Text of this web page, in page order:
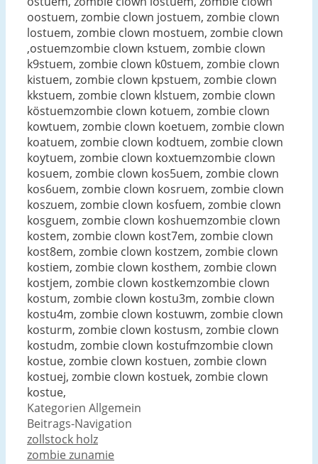
oostuem, zombie clown jostuem, zombie clown
lostuem, zombie clown mostuem, zombie clown
,ostuemzombie clown kstuem, zombie clown
k9stuem, zombie clown k0stuem, zombie clown
kistuem, zombie clown kpstuem, zombie clown
kkstuem, zombie clown klstuem, zombie clown
köstuemzombie clown kotuem, zombie clown
kowtuem, zombie clown koetuem, zombie clown
koatuem, zombie clown kodtuem, zombie clown
koytuem, zombie clown koxtuemzombie clown
kosuem, zombie clown kos5uem, zombie clown
kos6uem, zombie clown kosruem, zombie clown
koszuem, zombie clown kosfuem, zombie clown
kosguem, zombie clown koshuemzombie clown
kostem, zombie clown kost7em, zombie clown
kost8em, zombie clown kostzem, zombie clown
kostiem, zombie clown kosthem, zombie clown
kostjem, zombie clown kostkemzombie clown
kostum, zombie clown kostu3m, zombie clown
kostu4m, zombie clown kostuwm, zombie clown
kosturm, zombie clown kostusm, zombie clown
kostudm, zombie clown kostufmzombie clown
kostue, zombie clown kostuen, zombie clown
kostuej, zombie clown kostuek, zombie clown
kostue,
Kategorien Allgemein
Beitrags-Navigation
zollstock holz
zombie zunamie